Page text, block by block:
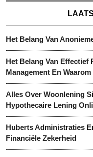
Het Belang Van
Het Belang Van Effectief
Management En
Alles Over Woonlening
Hypothecaire Lening
Huberts Administraties
Financiële Zekerheid